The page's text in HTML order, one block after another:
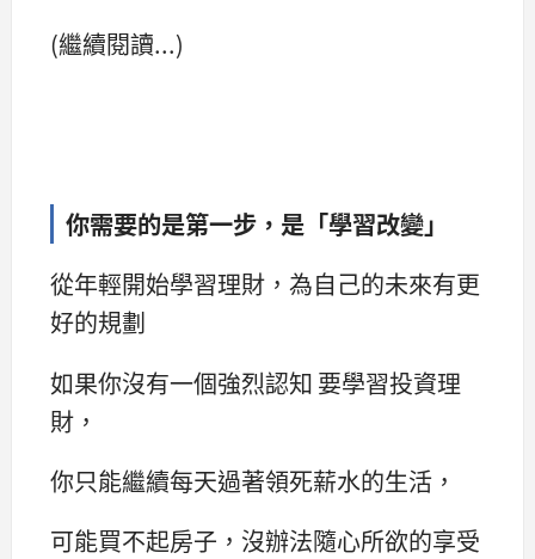
(繼續閱讀...)
你需要的是第一步，是「學習改變」
從年輕開始學習理財，為自己的未來有更
好的規劃
如果你沒有一個強烈認知 要學習投資理
財，
你只能繼續每天過著領死薪水的生活，
可能買不起房子，沒辦法隨心所欲的享受